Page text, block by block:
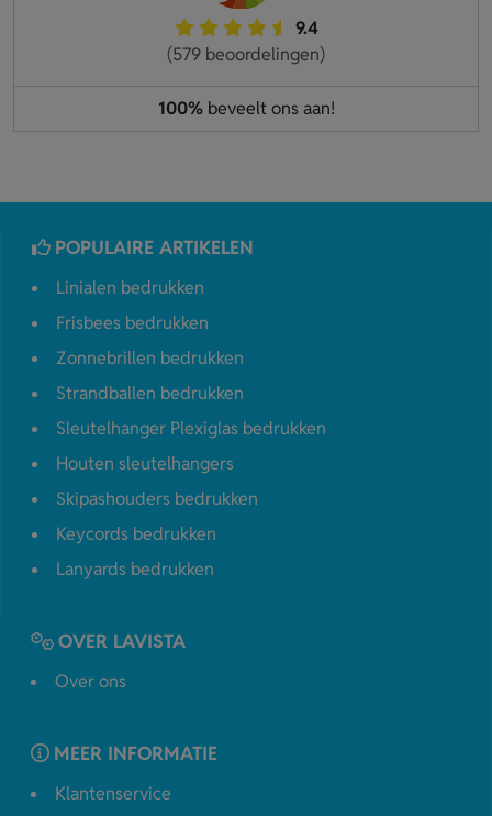
9.4
(579 beoordelingen)
100%beveelt ons aan!
POPULAIRE ARTIKELEN
Linialen bedrukken
Frisbees bedrukken
Zonnebrillen bedrukken
Strandballen bedrukken
Sleutelhanger Plexiglas bedrukken
Houten sleutelhangers
Skipashouders bedrukken
Keycords bedrukken
Lanyards bedrukken
OVER LAVISTA
Over ons
MEER INFORMATIE
Klantenservice